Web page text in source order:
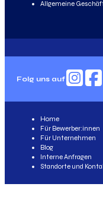
Allgemeine
Folg uns auf
Home
Für Bewerber:innen
Für Unternehmen
Blog
Interne Anfragen
Standorte und